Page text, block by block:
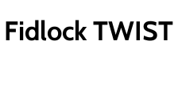
Fidlock